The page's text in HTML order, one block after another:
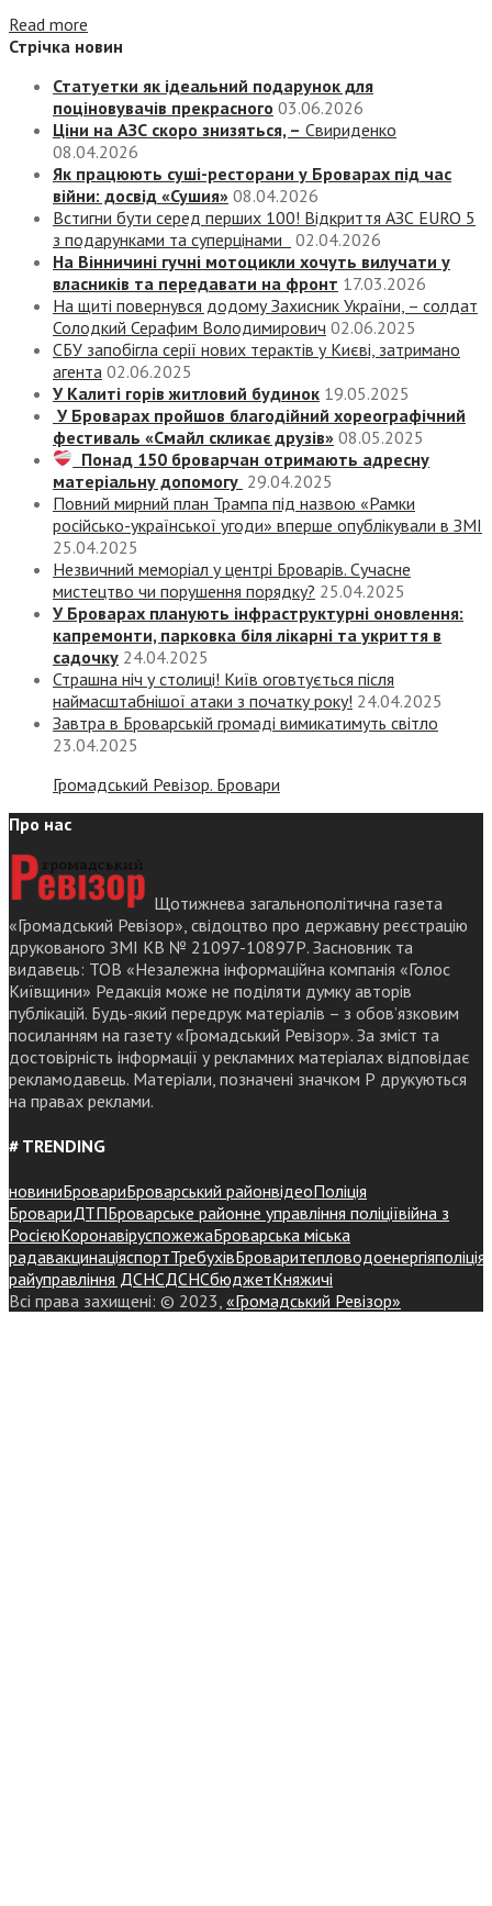
Read more
Стрічка новин
Статуетки як ідеальний подарунок для
поціновувачів прекрасного 03.06.2026
Ціни на АЗС скоро знизяться, – Свириденко
08.04.2026
Як працюють суші-ресторани у Броварах під час
війни: досвід «Сушия» 08.04.2026
Встигни бути серед перших 100! Відкриття АЗС EURO 5
з подарунками та суперцінами
02.04.2026
На Вінничині гучні мотоцикли хочуть вилучати у
власників та передавати на фронт 17.03.2026
На щиті повернувся додому Захисник України, – солдат
Солодкий Серафим Володимирович 02.06.2025
СБУ запобігла серії нових терактів у Києві, затримано
агента 02.06.2025
У Калиті горів житловий будинок 19.05.2025
У Броварах пройшов благодійний хореографічний
фестиваль «Смайл скликає друзів» 08.05.2025
Понад 150 броварчан отримають адресну
матеріальну допомогу 29.04.2025
Повний мирний план Трампа під назвою «‎Рамки
російсько-української угоди» вперше опублікували в ЗМІ
25.04.2025
Незвичний меморіал у центрі Броварів. Сучасне
мистецтво чи порушення порядку? 25.04.2025
У Броварах планують інфраструктурні оновлення:
капремонти, парковка біля лікарні та укриття в
садочку 24.04.2025
Страшна ніч у столиці! Київ оговтується після
наймасштабнішої атаки з початку року! 24.04.2025
Завтра в Броварській громаді вимикатимуть світло
23.04.2025
Громадський Ревізор. Бровари
Про нас
Щотижнева загальнополітична газета
«Громадський Ревізор», свідоцтво про державну реєстрацію
друкованого ЗМІ КВ № 21097-10897Р. Засновник та
видавець: ТОВ «Незалежна інформаційна компанія «Голос
Київщини» Редакція може не поділяти думку авторів
публікацій. Будь-який передрук матеріалів – з обов’язковим
посиланням на газету «Громадський Ревізор». За зміст та
достовірність інформації у рекламних матеріалах відповідає
рекламодавець. Матеріали, позначені значком Р друкуються
на правах реклами.
# TRENDING
новиниБровариБроварський районвідеоПоліція
БровариДТПБроварське районне управління поліціївійна з
РосієюКоронавіруспожежаБроварська міська
радавакцинаціяспортТребухівБроваритепловодоенергіяполіція
райуправління ДСНСДСНСбюджетКняжичі
Всі права захищені: © 2023, «Громадський Ревізор»